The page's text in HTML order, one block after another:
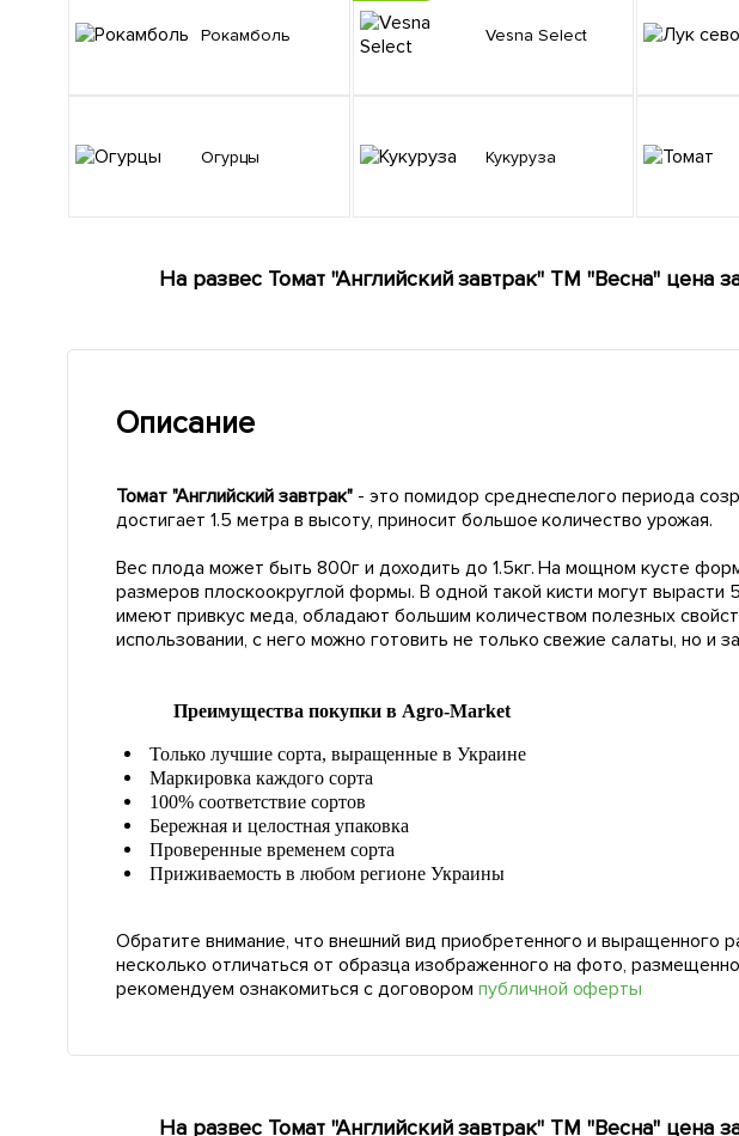
Рокамболь
Огурцы
Vesna Select
Кукуруза
На развес Томат "Английский завтрак" ТМ "Весна" цена
Описание
Томат "Английский завтрак"- это помидор среднеспелого периода
достигает 1.5 метра в высоту, приносит большое количество урожая.
Вес плода может быть 800г и доходить до 1.5кг. На мощном кусте
размеров плоскоокруглой формы. В одной такой кисти могут вырасти
имеют привкус меда, обладают большим количеством полезных
использовании, с него можно готовить не только свежие салаты, но и
Преимущества покупки в Agro-Market
Только лучшие сорта, выращенные в Украине
Маркировка каждого сорта
100% соответствие сортов
Бережная и целостная упаковка
Проверенные временем сорта
Приживаемость в любом регионе Украины
Обратите внимание, что внешний вид приобретенного и выращенного
несколько отличаться от образца изображенного на фото,
рекомендуем ознакомиться с договором публичной оферты
На развес Томат "Английский завтрак" ТМ "Весна" цена